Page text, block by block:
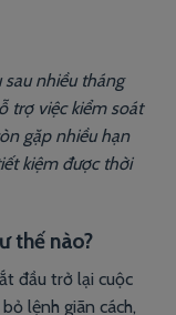
nhiều tháng
trợ việc kiểm soát
gặp nhiều hạn
kiệm được thời
thế nào?
đầu trở lại cuộc
lệnh giãn cách,